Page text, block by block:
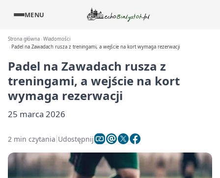
MENU
Strona główna Wiadomości
Padel na Zawadach rusza z treningami, a wejście na kort wymaga rezerwacji
Padel na Zawadach rusza z
treningami, a wejście na kort
wymaga rezerwacji
25 marca 2026
2 min czytania Udostępnij